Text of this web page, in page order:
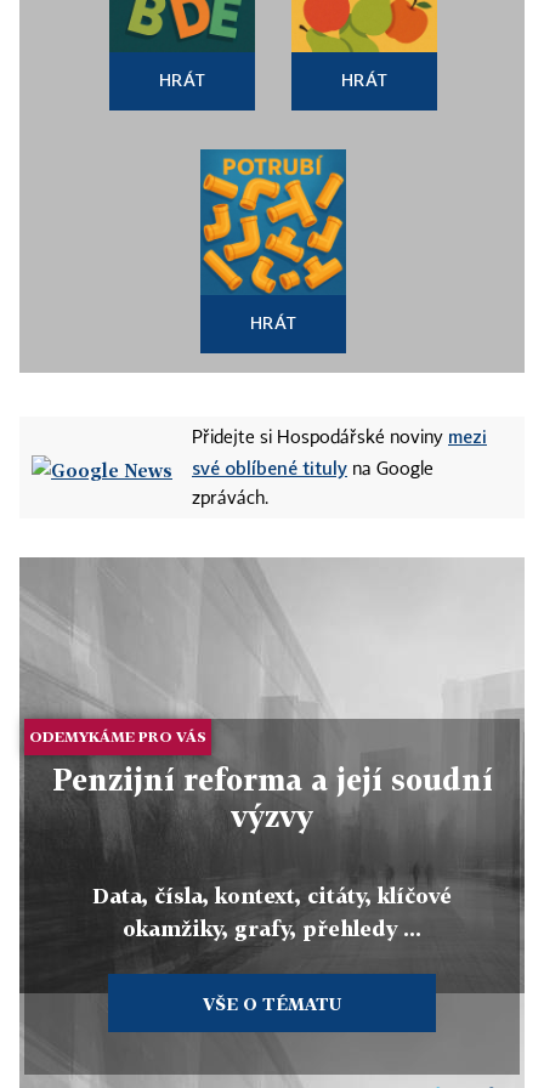
HRÁT HRÁT
HRÁT
Přidejte si Hospodářské noviny mezi
své oblíbené tituly na Google
zprávách.
ODEMYKÁME PRO VÁS
Penzijní reforma a její soudní
výzvy
Data, čísla, kontext, citáty, klíčové
okamžiky, grafy, přehledy ...
VŠE O TÉMATU